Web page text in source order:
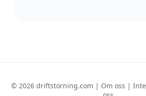
© 2026 driftstörning.com | Om oss |